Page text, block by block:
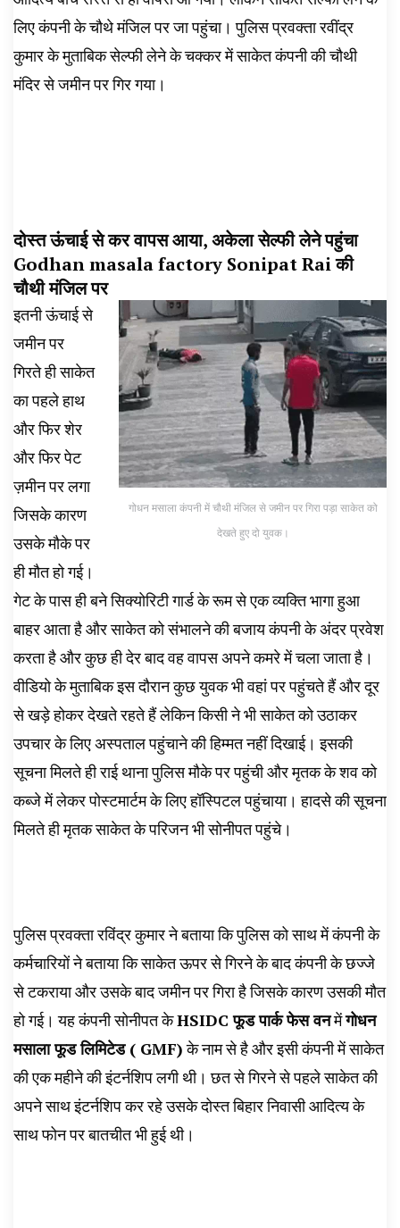
लिए कंपनी के चौथे मंजिल पर जा पहुंचा। पुलिस प्रवक्ता रवींद्र
कुमार के मुताबिक सेल्फी लेने के चक्कर में साकेत कंपनी की चौथी
मंदिर से जमीन पर गिर गया।
दोस्त ऊंचाई से कर वापस आया, अकेला सेल्फी लेने पहुंचा
Godhan masala factory Sonipat Rai की
चौथी मंजिल पर
गोधन मसाला कंपनी में चौथी मंजिल से जमीन पर गिरा पड़ा साकेत को
देखते हुए दो युवक।
इतनी ऊंचाई से
जमीन पर
गिरते ही साकेत
का पहले हाथ
और फिर शेर
और फिर पेट
ज़मीन पर लगा
जिसके कारण
उसके मौके पर
ही मौत हो गई।
गेट के पास ही बने सिक्योरिटी गार्ड के रूम से एक व्यक्ति भागा हुआ
बाहर आता है और साकेत को संभालने की बजाय कंपनी के अंदर प्रवेश
करता है और कुछ ही देर बाद वह वापस अपने कमरे में चला जाता है।
वीडियो के मुताबिक इस दौरान कुछ युवक भी वहां पर पहुंचते हैं और दूर
से खड़े होकर देखते रहते हैं लेकिन किसी ने भी साकेत को उठाकर
उपचार के लिए अस्पताल पहुंचाने की हिम्मत नहीं दिखाई। इसकी
सूचना मिलते ही राई थाना पुलिस मौके पर पहुंची और मृतक के शव को
कब्जे में लेकर पोस्टमार्टम के लिए हॉस्पिटल पहुंचाया। हादसे की सूचना
मिलते ही मृतक साकेत के परिजन भी सोनीपत पहुंचे।
पुलिस प्रवक्ता रविंद्र कुमार ने बताया कि पुलिस को साथ में कंपनी के
कर्मचारियों ने बताया कि साकेत ऊपर से गिरने के बाद कंपनी के छज्जे
से टकराया और उसके बाद जमीन पर गिरा है जिसके कारण उसकी मौत
हो गई। यह कंपनी सोनीपत केHSIDC फूड पार्क फेस वनमेंगोधन
मसाला फूड लिमिटेड ( GMF)के नाम से है और इसी कंपनी में साकेत
की एक महीने की इंटर्नशिप लगी थी। छत से गिरने से पहले साकेत की
अपने साथ इंटर्नशिप कर रहे उसके दोस्त बिहार निवासी आदित्य के
साथ फोन पर बातचीत भी हुई थी।